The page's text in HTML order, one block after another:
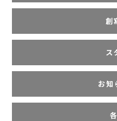
創
ス
お知